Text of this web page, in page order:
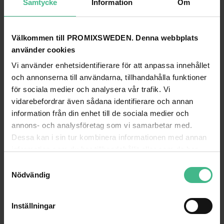
Samtycke Information Om
Välkommen till PROMIXSWEDEN. Denna webbplats
använder cookies
Vi använder enhetsidentifierare för att anpassa innehållet
och annonserna till användarna, tillhandahålla funktioner
för sociala medier och analysera vår trafik. Vi
vidarebefordrar även sådana identifierare och annan
information från din enhet till de sociala medier och
annons- och analysföretag som vi samarbetar med.
Dessa kan i sin tur kombinera informationen med annan
Nödvändig
Inställningar
Uteffekt: RMS
70W
Diameter diskanthögtalare
1"
Diameter woofer
8"
Impedans
8 Ohm
Frekvenssvar
40 Hz - 20 000 Hz
SPL @ 1W/1m
90dB
Strömförsörjning
100-240VAC 50/60Hz (19V-adapter)
Monteringsdiameter
245 mm
Vikt